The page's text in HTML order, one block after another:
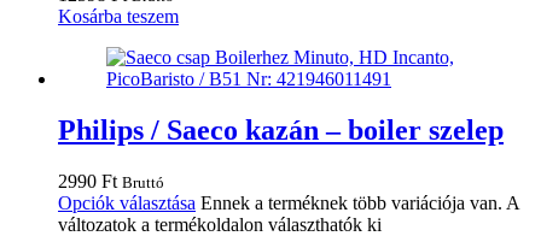
Kosárba teszem
Philips / Saeco kazán – boiler szelep
2990 Ft Bruttó
Opciók választása Ennek a terméknek több variációja van. A
változatok a termékoldalon választhatók ki